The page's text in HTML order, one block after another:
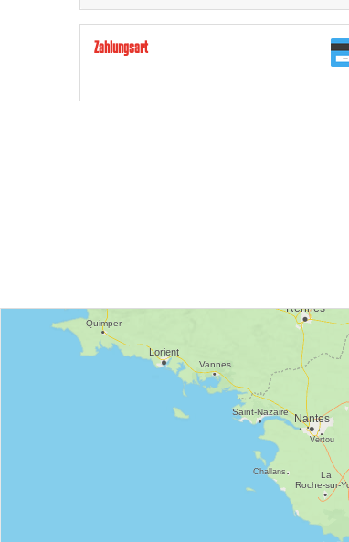
Zahlungsart